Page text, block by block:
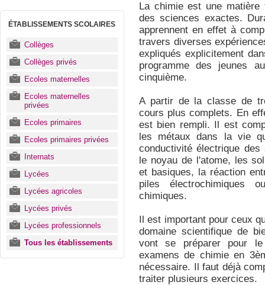
ÉTABLISSEMENTS SCOLAIRES
Collèges
Collèges privés
Ecoles maternelles
Ecoles maternelles
privées
Ecoles primaires
Ecoles primaires privées
Internats
Lycées
Lycées agricoles
Lycées privés
Lycées professionnels
Tous les établissements
La chimie est une matière
des sciences exactes.
apprennent en effet à
travers diverses
expliqués explicitement
programme des jeunes
cinquième.
A partir de la classe de
cours plus complets. En
est bien rempli. Il est
les métaux dans la vie
conductivité électrique
le noyau de l'atome, les
et basiques, la réaction
piles électrochimiques
chimiques.
Il est important pour ceux
domaine scientifique de
vont se préparer pour
examens de chimie en
nécessaire. Il faut déjà
traiter plusieurs exercices.